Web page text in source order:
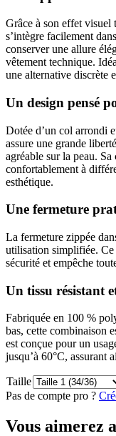
Grâce à son effet visuel
s’intègre facilement
conserver une allure
vêtement technique.
une alternative discrète
Un design pensé
Dotée d’un col arrondi
assure une grande
agréable sur la peau. Sa
confortablement à
esthétique.
Une fermeture
La fermeture zippée
utilisation simplifiée. Ce
sécurité et empêche
Un tissu résistant
Fabriquée en 100 %
bas, cette combinaison
est conçue pour un
jusqu’à 60°C, assurant
Taille
Pas de compte pro ?
Vous aimerez